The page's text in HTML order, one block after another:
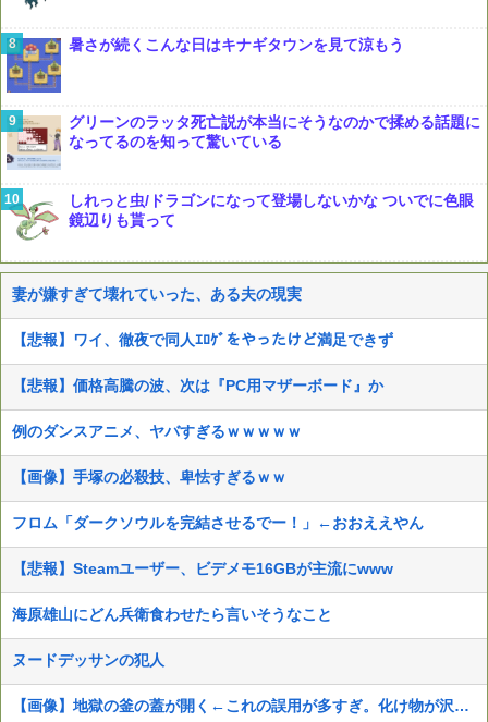
暑さが続くこんな日はキナギタウンを見て涼もう
グリーンのラッタ死亡説が本当にそうなのかで揉める話題に
なってるのを知って驚いている
しれっと虫/ドラゴンになって登場しないかな ついでに色眼
鏡辺りも貰って
妻が嫌すぎて壊れていった、ある夫の現実
【悲報】ワイ、徹夜で同人ｴﾛｹﾞをやったけど満足できず
【悲報】価格高騰の波、次は『PC用マザーボード』か
例のダンスアニメ、ヤバすぎるｗｗｗｗｗ
【画像】手塚の必殺技、卑怯すぎるｗｗ
フロム「ダークソウルを完結させるでー！」←おおええやん
【悲報】Steamユーザー、ビデメモ16GBが主流にwww
海原雄山にどん兵衛食わせたら言いそうなこと
ヌードデッサンの犯人
【画像】地獄の釜の蓋が開く←これの誤用が多すぎ。化け物が沢山出てくるイメージ持ってる奴間違ってるぞ